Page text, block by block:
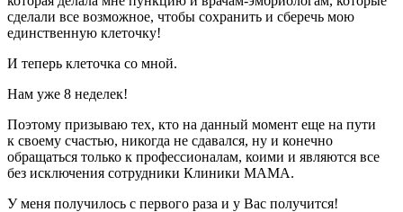
сделали все возможное, чтобы сохранить и сберечь мою
единственную клеточку!
И теперь клеточка со мной.
Нам уже 8 неделек!
Поэтому призываю тех, кто на данный момент еще на пути
к своему счастью, никогда не сдавался, ну и конечно
обращаться только к профессионалам, коими и являются все
без исключения сотрудники Клиники МАМА.
У меня получилось с первого раза и у Вас получится!